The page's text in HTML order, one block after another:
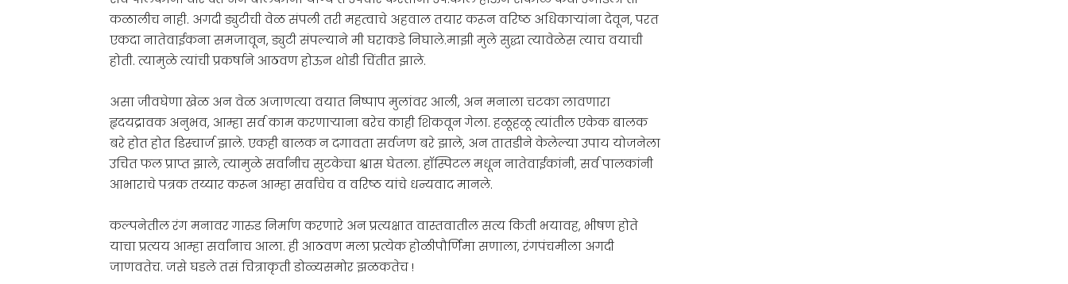
कळालीच नाही. अगदी ड्युटीची वेळ संपली तरी महत्वाचे अहवाल तयार करून वरिष्ठ अधिकार्‍यांना देवून, परत
एकदा नातेवाईकना समजावून, ड्युटी संपल्याने मी घराकडे निघाले.माझी मुले सुद्धा त्यावेळेस त्याच वयाची
होती. त्यामुळे त्यांची प्रकर्षाने आठवण होऊन थोडी चिंतीत झाले.
असा जीवघेणा खेळ अन वेळ अजाणत्या वयात निष्पाप मुलांवर आली, अन मनाला चटका लावणारा
हृदयद्रावक अनुभव, आम्हा सर्व काम करणाऱ्याना बरेच काही शिकवून गेला. हळूहळू त्यांतील एकेक बालक
बरे होत होत डिस्चार्ज झाले. एकही बालक न दगावता सर्वजण बरे झाले, अन तातडीने केलेल्या उपाय योजनेला
उचित फल प्राप्त झाले, त्यामुळे सर्वांनीच सुटकेचा श्वास घेतला. हॉस्पिटल मधून नातेवाईकांनी, सर्व पालकांनी
आभाराचे पत्रक तय्यार करून आम्हा सर्वांचेच व वरिष्ठ यांचे धन्यवाद मानले.
कल्पनेतील रंग मनावर गारुड निर्माण करणारे अन प्रत्यक्षात वास्तवातील सत्य किती भयावह, भीषण होते
याचा प्रत्यय आम्हा सर्वांनाच आला. ही आठवण मला प्रत्येक होळीपौर्णिमा सणाला, रंगपंचमीला अगदी
जाणवतेच. जसे घडले तसं चित्राकृती डोळ्यसमोर झळकतेच !